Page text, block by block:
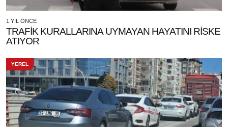
1 YIL ÖNCE
TRAFİK KURALLARINA UYMAYAN HAYATINI RİSKE
ATIYOR
YEREL